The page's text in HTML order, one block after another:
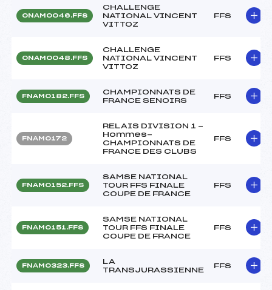
ONAM0046.FFS
CHALLENGE
NATIONAL VINCENT
VITTOZ
FFS
ONAM0048.FFS
CHALLENGE
NATIONAL VINCENT
VITTOZ
FFS
FNAM0182.FFS
CHAMPIONNATS DE
FRANCE SENOIRS
FFS
FNAM0172
RELAIS DIVISION 1 -
Hommes-
CHAMPIONNATS DE
FRANCE DES CLUBS
FFS
FNAM0152.FFS
SAMSE NATIONAL
TOUR FFS FINALE
COUPE DE FRANCE
FFS
FNAM0151.FFS
SAMSE NATIONAL
TOUR FFS FINALE
COUPE DE FRANCE
FFS
FNAM0323.FFS
LA
TRANSJURASSIENNE
FFS